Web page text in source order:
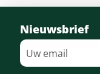
Nieuwsbrief